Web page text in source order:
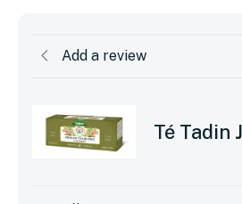
Add a review
Té Tadin